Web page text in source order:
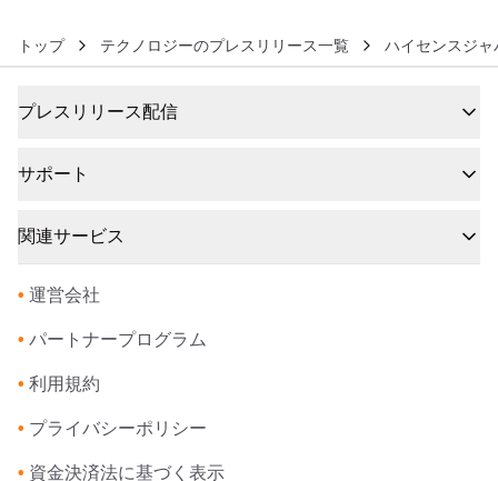
トップ テクノロジーのプレスリリース一覧 ハイセンスジ
プレスリリース配信
サポート
関連サービス
• 運営会社
• パートナープログラム
• 利用規約
• プライバシーポリシー
• 資金決済法に基づく表示